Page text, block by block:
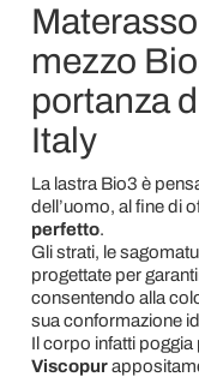
mezzo
portanza
Italy
La lastra Bio3 è
dell’uomo, al fine di
perfetto.
Gli strati, le
progettate per
consentendo alla
sua conformazione
Il corpo infatti poggia
Viscopur